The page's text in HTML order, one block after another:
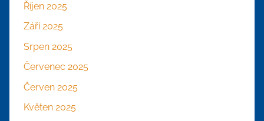
Říjen 2025
Září 2025
Srpen 2025
Červenec 2025
Červen 2025
Květen 2025